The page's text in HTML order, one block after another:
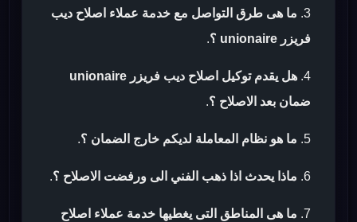
ما هى طرق التواصل مع خدمة عملاء اصلاح ديب
فريزر unionaire ؟
.
هل يقدم توكيل اصلاح ديب فريزر unionaire
ضمان بعد الاصلاح ؟.
ما هو نظام المعاملة لديكم خارج الضمان ؟.
ماذا يحدث اذا ذهب الفني الى ورفضت الاصلاح ؟.
ما هى المناطق التى يغطيها خدمة عملاء اصلاح